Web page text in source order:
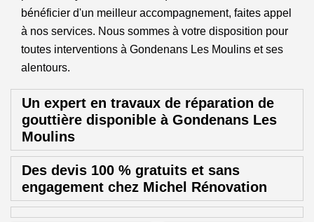
bénéficier d'un meilleur accompagnement, faites appel
à nos services. Nous sommes à votre disposition pour
toutes interventions à Gondenans Les Moulins et ses
alentours.
Un expert en travaux de réparation de
gouttière disponible à Gondenans Les
Moulins
Des devis 100 % gratuits et sans
engagement chez Michel Rénovation